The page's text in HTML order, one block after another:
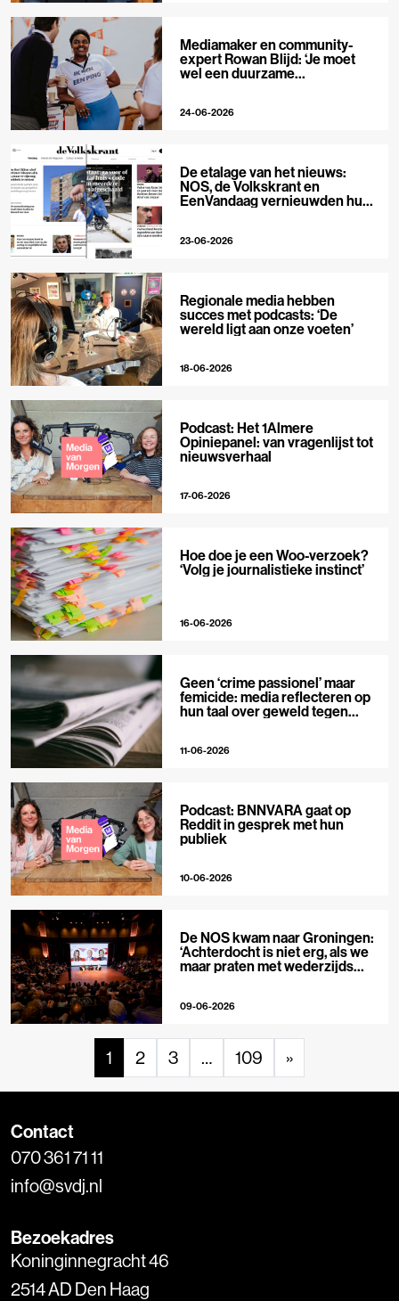
Mediamaker en community-
expert Rowan Blijd: ‘Je moet
wel een duurzame
24-06-2026
De etalage van het nieuws:
NOS, de Volkskrant en
EenVandaag vernieuwden hun
23-06-2026
Regionale media hebben
succes met podcasts: ‘De
wereld ligt aan onze voeten’
18-06-2026
Podcast: Het 1Almere
Opiniepanel: van vragenlijst tot
nieuwsverhaal
17-06-2026
Hoe doe je een Woo-verzoek?
‘Volg je journalistieke instinct’
16-06-2026
Geen ‘crime passionel’ maar
femicide: media reflecteren op
hun taal over geweld tegen
11-06-2026
Podcast: BNNVARA gaat op
Reddit in gesprek met hun
publiek
10-06-2026
De NOS kwam naar Groningen:
‘Achterdocht is niet erg, als we
maar praten met wederzijds
09-06-2026
1 2 3 … 109 »
Contact
070 361 71 11
info@svdj.nl
Bezoekadres
Koninginnegracht 46
2514 AD Den Haag